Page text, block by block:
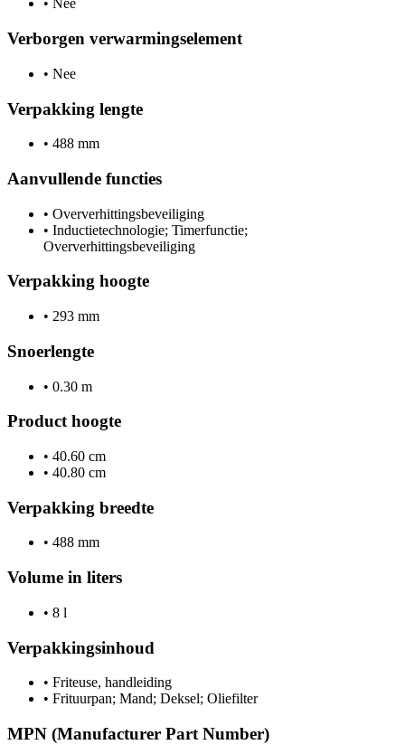
• Nee
Verborgen verwarmingselement
• Nee
Verpakking lengte
• 488 mm
Aanvullende functies
• Oververhittingsbeveiliging
• Inductietechnologie; Timerfunctie;
Oververhittingsbeveiliging
Verpakking hoogte
• 293 mm
Snoerlengte
• 0.30 m
Product hoogte
• 40.60 cm
• 40.80 cm
Verpakking breedte
• 488 mm
Volume in liters
• 8 l
Verpakkingsinhoud
• Friteuse, handleiding
• Frituurpan; Mand; Deksel; Oliefilter
MPN (Manufacturer Part Number)